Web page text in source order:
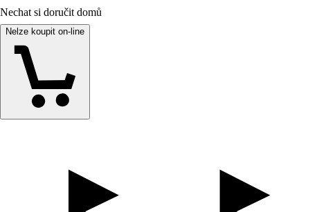
Nechat si doručit domů
Nelze koupit on-line